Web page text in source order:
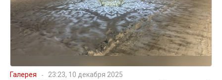
Галерея 23:23, 10 декабря 2025